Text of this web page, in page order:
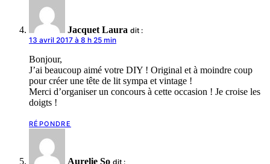
Jacquet Laura dit :
13 avril 2017 à 8 h 25 min
Bonjour,
J’ai beaucoup aimé votre DIY ! Original et à moindre coup
pour créer une tête de lit sympa et vintage !
Merci d’organiser un concours à cette occasion ! Je croise les
doigts !
RÉPONDRE
Aurelie So dit :